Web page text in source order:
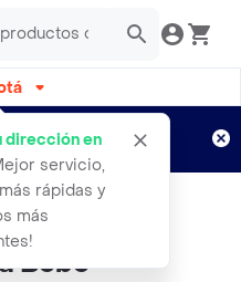
dirección en
servicio,
rápidas y
más
Aplican TyC
Bebe
Bebe